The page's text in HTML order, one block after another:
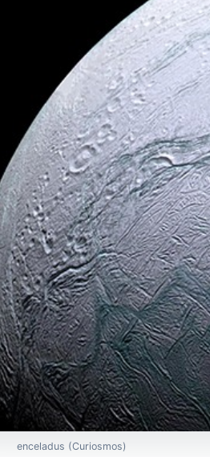
enceladus (Curiosmos)